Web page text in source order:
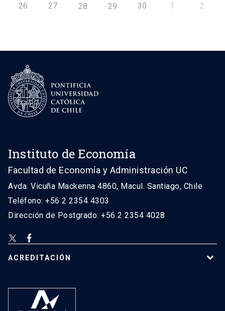
26 27 28 29 30 1 2
Instituto de Economía
Facultad de Economía y Administración UC
Avda. Vicuña Mackenna 4860, Macul. Santiago, Chile
Teléfono: +56 2 2354 4303
Dirección de Postgrado: +56 2 2354 4028
ACREDITACIÓN